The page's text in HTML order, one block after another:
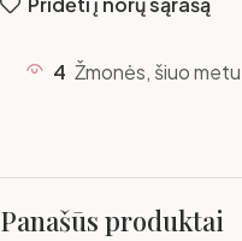
4 Žmonės, šiuo
Panašūs produktai